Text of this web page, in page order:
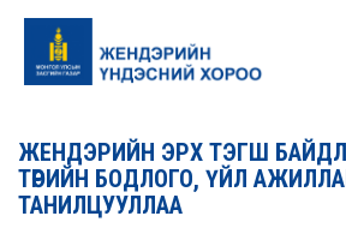
ЖЕНДЭРИЙН ЭРХ ТЭГШ
ТӨРИЙН БОДЛОГО, ҮЙЛ
ТАНИЛЦУУЛЛАА